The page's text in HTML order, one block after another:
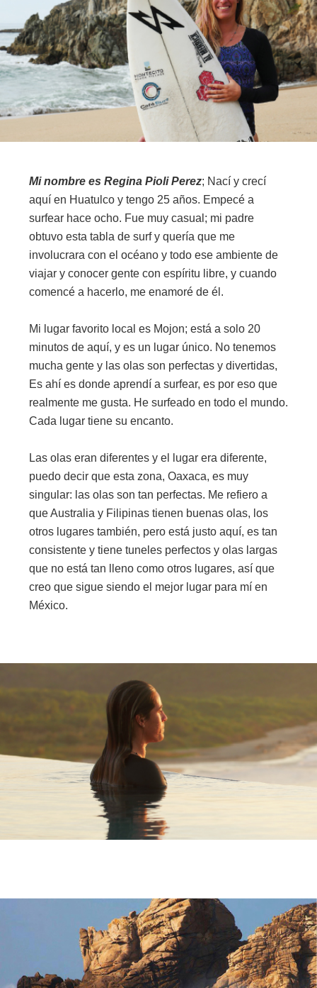
Mi nombre es Regina Pioli Perez; Nací y crecí
aquí en Huatulco y tengo 25 años. Empecé a
surfear hace ocho. Fue muy casual; mi padre
obtuvo esta tabla de surf y quería que me
involucrara con el océano y todo ese ambiente de
viajar y conocer gente con espíritu libre, y cuando
comencé a hacerlo, me enamoré de él.
Mi lugar favorito local es Mojon; está a solo 20
minutos de aquí, y es un lugar único. No tenemos
mucha gente y las olas son perfectas y divertidas,
Es ahí es donde aprendí a surfear, es por eso que
realmente me gusta. He surfeado en todo el mundo.
Cada lugar tiene su encanto.
Las olas eran diferentes y el lugar era diferente,
puedo decir que esta zona, Oaxaca, es muy
singular: las olas son tan perfectas. Me refiero a
que Australia y Filipinas tienen buenas olas, los
otros lugares también, pero está justo aquí, es tan
consistente y tiene tuneles perfectos y olas largas
que no está tan lleno como otros lugares, así que
creo que sigue siendo el mejor lugar para mí en
México.